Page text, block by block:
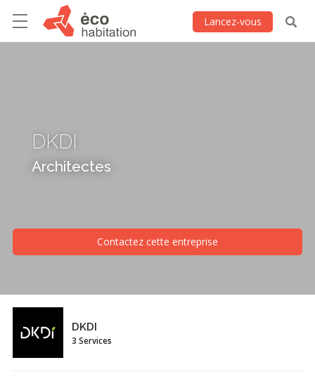
Lancez-vous
DKDI
Architectes
Contactez cette entreprise
DKDI
3 Services